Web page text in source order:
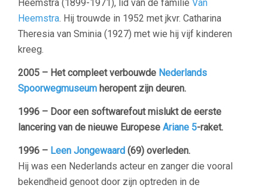
Heemstra (1899-1971), lid van de familie Van
Heemstra. Hij trouwde in 1952 met jkvr. Catharina
Theresia van Sminia (1927) met wie hij vijf kinderen
kreeg.
2005 – Het compleet verbouwde Nederlands
Spoorwegmuseum heropent zijn deuren.
1996 – Door een softwarefout mislukt de eerste
lancering van de nieuwe Europese Ariane 5-raket.
1996 – Leen Jongewaard (69) overleden.
Hij was een Nederlands acteur en zanger die vooral
bekendheid genoot door zijn optreden in de